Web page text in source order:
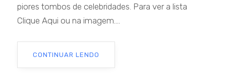
piores tombos de celebridades. Para ver a lista
Clique Aqui ou na imagem....
CONTINUAR LENDO